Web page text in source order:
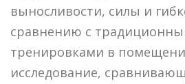
выносливости, силы и
сравнению с
тренировками в
исследование,